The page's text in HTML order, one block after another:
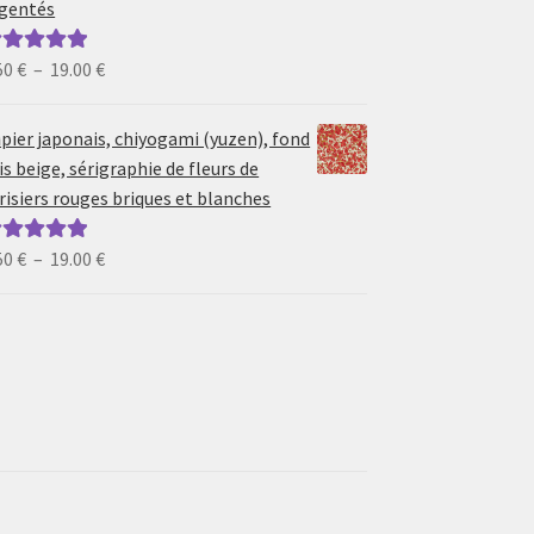
5.00sur
€ – 19.00€Plage
prix :
6.50 €
à
japonais, chiyogami (yuzen), fond
beige, sérigraphie de fleurs de
rouges briques et blanches
5.00sur
€ – 19.00€Plage